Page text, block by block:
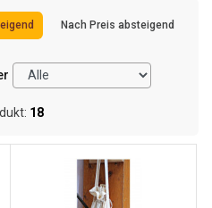
Nach Preis absteigend
18